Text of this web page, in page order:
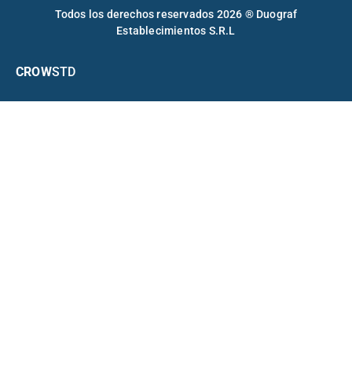
Todos los derechos reservados 2026 ® Duograf
Establecimientos S.R.L
CROWSTD